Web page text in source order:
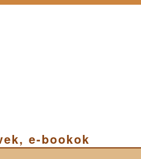
e-bookok